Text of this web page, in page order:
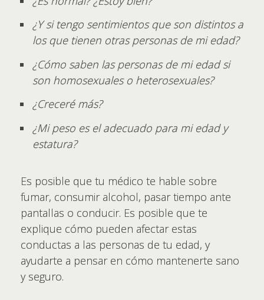
¿Y si tengo sentimientos que son distintos a
los que tienen otras personas de mi edad?
¿Cómo saben las personas de mi edad si
son homosexuales o heterosexuales?
¿Creceré más?
¿Mi peso es el adecuado para mi edad y
estatura?
Es posible que tu médico te hable sobre
fumar, consumir alcohol, pasar tiempo ante
pantallas o conducir. Es posible que te
explique cómo pueden afectar estas
conductas a las personas de tu edad, y
ayudarte a pensar en cómo mantenerte sano
y seguro.